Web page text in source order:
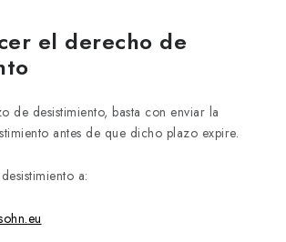
y Condiciones
Política de Privacidad
Envío y pago
FAQ
técnico
Reclamación
el derecho de
de desistimiento, basta con enviar la
antes de que dicho plazo expire.
a: